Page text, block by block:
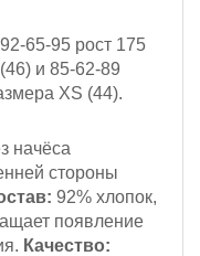
65-95 рост 175
и 85-62-89
XS (44).
начёса
стороны
92% хлопок,
появление
Качество: